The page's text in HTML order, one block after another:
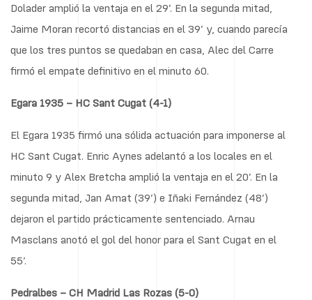
Dolader amplió la ventaja en el 29’. En la segunda mitad,
Jaime Moran recortó distancias en el 39’ y, cuando parecía
que los tres puntos se quedaban en casa, Alec del Carre
firmó el empate definitivo en el minuto 60.
Egara 1935 – HC Sant Cugat (4-1)
El Egara 1935 firmó una sólida actuación para imponerse al
HC Sant Cugat. Enric Aynes adelantó a los locales en el
minuto 9 y Alex Bretcha amplió la ventaja en el 20’. En la
segunda mitad, Jan Amat (39’) e Iñaki Fernández (48’)
dejaron el partido prácticamente sentenciado. Arnau
Masclans anotó el gol del honor para el Sant Cugat en el
55’.
Pedralbes – CH Madrid Las Rozas (5-0)